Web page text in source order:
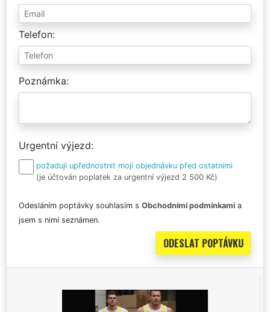
Telefon
Poznámka
Urgentní výjezd
požaduji upřednostnit moji objednávku před ostatními
(je účtován poplatek za urgentní výjezd 2 500 Kč)
Odesláním poptávky souhlasím s Obchodními podmínkami a
jsem s nimi seznámen.